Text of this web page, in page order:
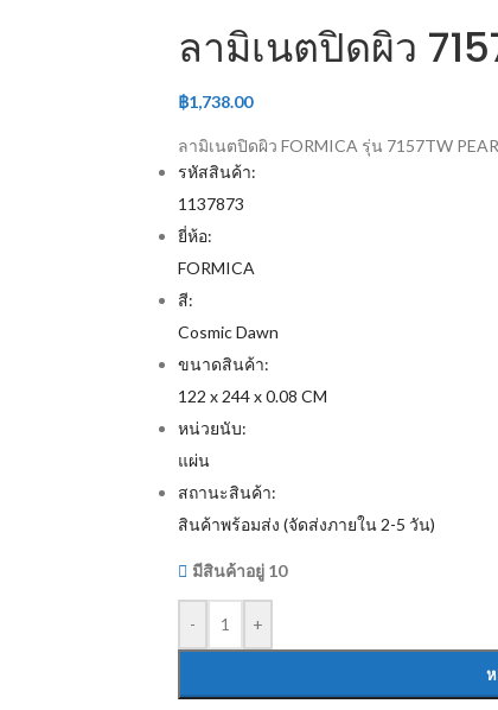
ลามิเนตปิดผิว
฿1,738.00
ลามิเนตปิดผิว FORMICA รุ่น 7157TW
รหัสสินค้า:
1137873
ยี่ห้อ:
FORMICA
สี:
Cosmic Dawn
ขนาดสินค้า:
122 x 244 x 0.08 CM
หน่วยนับ:
แผ่น
สถานะสินค้า:
สินค้าพร้อมส่ง (จัดส่งภายใน 2-5 วัน)
มีสินค้าอยู่ 10
- +
ห